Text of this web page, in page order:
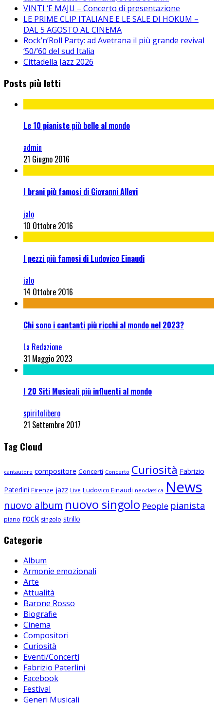
VINTI ‘E MAJU – Concerto di presentazione
LE PRIME CLIP ITALIANE E LE SALE DI HOKUM –
DAL 5 AGOSTO AL CINEMA
Rock’n’Roll Party: ad Avetrana il più grande revival
‘50/’60 del sud Italia
Cittadella Jazz 2026
Posts più letti
Le 10 pianiste più belle al mondo
admin
21 Giugno 2016
I brani più famosi di Giovanni Allevi
jalo
10 Ottobre 2016
I pezzi più famosi di Ludovico Einaudi
jalo
14 Ottobre 2016
Chi sono i cantanti più ricchi al mondo nel 2023?
La Redazione
31 Maggio 2023
I 20 Siti Musicali più influenti al mondo
spiritolibero
21 Settembre 2017
Tag Cloud
cantautore compositore Concerti Concerto Curiosità Fabrizio
Paterlini Firenze jazz Live Ludovico Einaudi neoclassica News
nuovo album nuovo singolo People pianista
piano rock singolo strillo
Categorie
Album
Armonie emozionali
Arte
Attualità
Barone Rosso
Biografie
Cinema
Compositori
Curiosità
Eventi/Concerti
Fabrizio Paterlini
Facebook
Festival
Generi Musicali